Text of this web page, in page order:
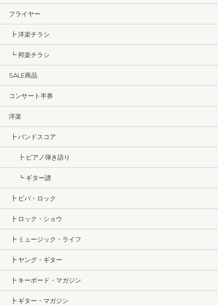
フライヤー
┣ 洋楽チラシ
┗ 邦楽チラシ
SALE商品
コンサート半券
洋楽
┣ バンドスコア
┣ ピアノ弾き語り
┗ ギター譜
┣ ビバ・ロック
┣ ロック・ショウ
┣ ミュージック・ライフ
┣ ヤング・ギター
┣ キーボード・マガジン
┣ ギター・マガジン